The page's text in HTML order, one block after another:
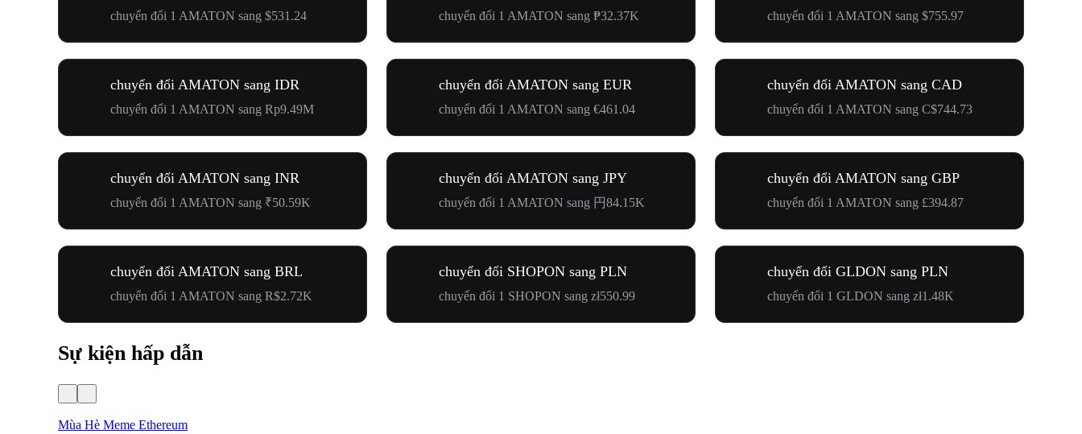
chuyển đổi 1 AMATON sang $531.24 chuyển đổi 1 AMATON sang ₱32.37K chuyển đổi 1 AMATON sang $755.97
chuyển đổi AMATON sang IDR
chuyển đổi 1 AMATON sang Rp9.49M
chuyển đổi AMATON sang EUR
chuyển đổi 1 AMATON sang €461.04
chuyển đổi AMATON sang CAD
chuyển đổi 1 AMATON sang C$744.73
chuyển đổi AMATON sang INR
chuyển đổi 1 AMATON sang ₹50.59K
chuyển đổi AMATON sang JPY
chuyển đổi 1 AMATON sang 円84.15K
chuyển đổi AMATON sang GBP
chuyển đổi 1 AMATON sang £394.87
chuyển đổi AMATON sang BRL
chuyển đổi 1 AMATON sang R$2.72K
chuyển đổi SHOPON sang PLN
chuyển đổi 1 SHOPON sang zł550.99
chuyển đổi GLDON sang PLN
chuyển đổi 1 GLDON sang zł1.48K
Sự kiện hấp dẫn
Mùa Hè Meme Ethereum